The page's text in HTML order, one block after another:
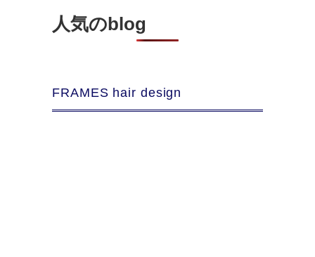
人気のblog
FRAMES hair design